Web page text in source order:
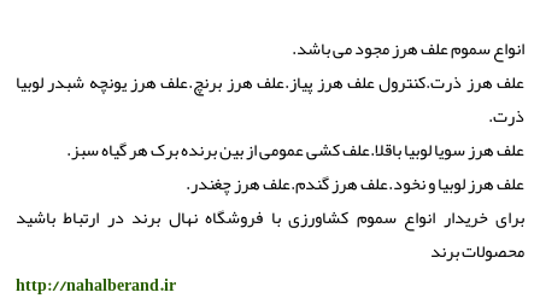
انواع سموم علف هرز مجود می باشد.
علف هرز ذرت.کنترول علف هرز پیاز.علف هرز برنچ.علف هرز یونچه شبدر لوبیا
ذرت.
علف هرز سویا لوبیا باقلا.علف کشی عمومی از بین برنده برک هر گیاه سبز.
علف هرز لوبیا و نخود.علف هرز گندم.علف هرز چغندر.
برای خریدار انواع سموم کشاورزی با فروشگاه نهال برند در ارتباط باشید
محصولات برند
http://nahalberand.ir